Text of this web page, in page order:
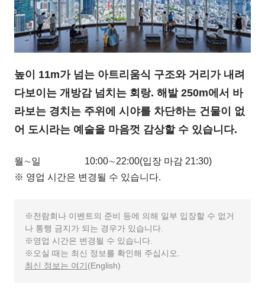
높이 11m가 넘는 아트리움식 구조와 거리가 내려
다보이는 개방감 넘치는 회랑. 해발 250m에서 바
라보는 경치는 주위에 시야를 차단하는 건물이 없
어 도시라는 예술을 마음껏 감상할 수 있습니다.
월∼일
10:00∼22:00(입장 마감 21:30)
※ 영업 시간은 변경될 수 있습니다.
전람회나 이벤트의 준비 등에 의해 일부 입장할 수 없거
나 통행 금지가 되는 경우가 있습니다.
영업 시간은 변경될 수 있습니다.
오실 때는 최신 정보를 확인해 주십시오.
최신 정보는 여기(English)